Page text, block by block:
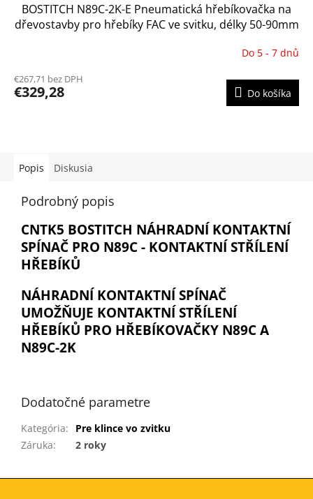
BOSTITCH N89C-2K-E Pneumatická hřebíkovačka na
dřevostavby pro hřebíky FAC ve svitku, délky 50-90mm
Do 5 - 7 dnů
€267,71 bez DPH
€329,28 Do košíka
Popis Diskusia
Podrobný popis
CNTK5 BOSTITCH NÁHRADNÍ KONTAKTNÍ
SPÍNAČ PRO N89C - KONTAKTNÍ STŘÍLENÍ
HŘEBÍKŮ
NÁHRADNÍ KONTAKTNÍ SPÍNAČ
UMOŽŇUJE KONTAKTNÍ STŘÍLENÍ
HŘEBÍKŮ PRO HŘEBÍKOVAČKY N89C A
N89C-2K
Dodatočné parametre
Kategória:
Pre klince vo zvitku
Záruka: 2 roky
Z